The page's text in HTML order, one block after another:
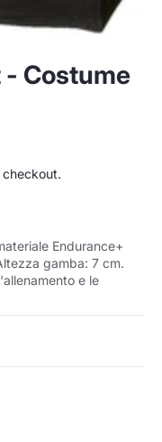
- Costume
Endurance+
gamba: 7 cm.
e le